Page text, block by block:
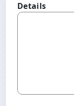
Details